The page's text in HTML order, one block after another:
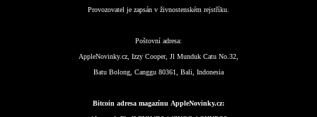
Provozovatel je zapsán v živnostenském rejstříku.
Poštovní adresa:
AppleNovinky.cz, Izzy Cooper, Jl Munduk Catu No.32,
Batu Bolong, Canggu 80361, Bali, Indonesia
Bitcoin adresa magazínu AppleNovinky.cz: